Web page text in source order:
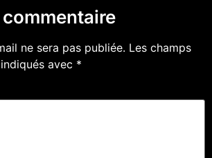
ne sera pas publiée. Les champs
avec *